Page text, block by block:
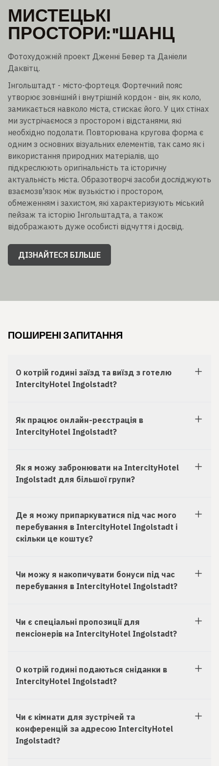
МИСТЕЦЬКІ
ПРОСТОРИ: "ШАНЦ
Фотохудожній проект Дженні Бевер та Даніели
Даквітц.
Інгольштадт - місто-фортеця. Фортечний пояс
утворює зовнішній і внутрішній кордон - він, як коло,
замикається навколо міста, стискає його. У цих стінах
ми зустрічаємося з простором і відстанями, які
необхідно подолати. Повторювана кругова форма є
одним з основних візуальних елементів, так само як і
використання природних матеріалів, що
підкреслюють оригінальність та історичну
актуальність міста. Образотворчі засоби досліджують
взаємозв'язок між вузькістю і простором,
обмеженням і захистом, які характеризують міський
пейзаж та історію Інгольштадта, а також
відображають дуже особисті відчуття і досвід.
ДІЗНАЙТЕСЯ БІЛЬШЕ
ПОШИРЕНІ ЗАПИТАННЯ
О котрій годині заїзд та виїзд з готелю
IntercityHotel Ingolstadt?
Як працює онлайн-реєстрація в
IntercityHotel Ingolstadt?
Як я можу забронювати на IntercityHotel
Ingolstadt для більшої групи?
Де я можу припаркуватися під час мого
перебування в IntercityHotel Ingolstadt і
скільки це коштує?
Чи можу я накопичувати бонуси під час
перебування в IntercityHotel Ingolstadt?
Чи є спеціальні пропозиції для
пенсіонерів на IntercityHotel Ingolstadt?
О котрій годині подаються сніданки в
IntercityHotel Ingolstadt?
Чи є кімнати для зустрічей та
конференцій за адресою IntercityHotel
Ingolstadt?